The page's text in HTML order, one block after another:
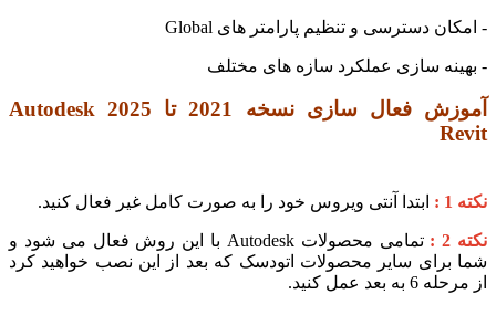
- امکان دسترسی و تنظیم پارامتر های Global
- بهینه سازی عملکرد سازه های مختلف
آموزش فعال سازی نسخه 2021 تا 2025 Autodesk
Revit
نکته 1 : ابتدا آنتی ویروس خود را به صورت کامل غیر فعال کنید.
نکته 2 :
تمامی محصولات Autodesk با این روش فعال می شود و
شما برای سایر محصولات اتودسک که بعد از این نصب خواهید کرد
از مرحله 6 به بعد عمل کنید.